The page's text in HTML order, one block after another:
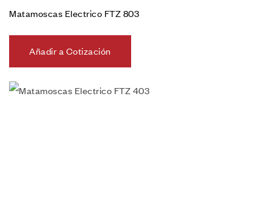
Matamoscas Electrico FTZ 803
Añadir a Cotización